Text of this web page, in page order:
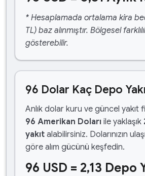
* Hesaplamada ortalama kira
TL) baz alınmıştır. Bölgesel
gösterebilir.
96 Dolar Kaç Depo
Anlık dolar kuru ve güncel yakıt
96 Amerikan Doları ile yaklaşık
yakıt alabilirsiniz. Dolarınızın
göre alım gücünü keşfedin.
96 USD = 2,13 Depo